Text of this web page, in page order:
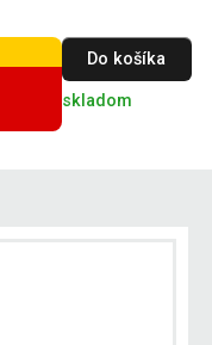
Do košíka
skladom